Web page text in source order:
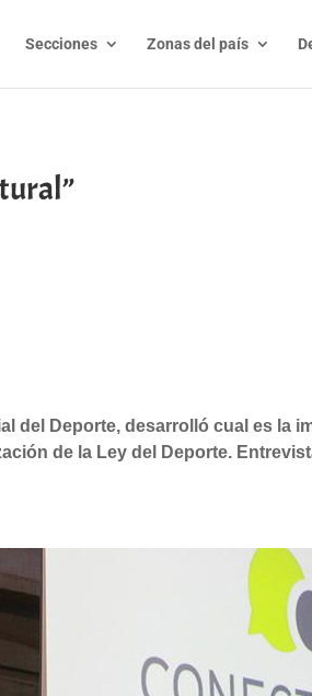
Secciones Zonas del país
del Deporte, desarrolló cual es la
de la Ley del Deporte.